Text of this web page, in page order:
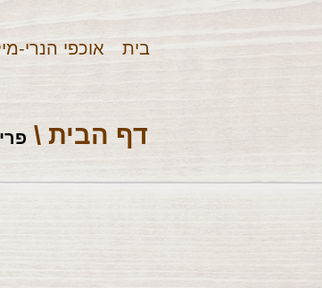
בית אוכפי הנרי-
דף הבית \